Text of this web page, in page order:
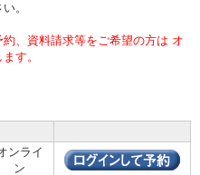
。
、資料請求等をご希望の方は オ
す。
ンライ
ン